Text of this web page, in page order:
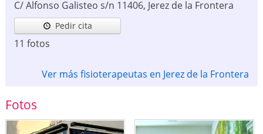
C/ Alfonso Galisteo s/n 11406, Jerez de la Frontera
Pedir cita
11 fotos
Ver más fisioterapeutas en Jerez de la Frontera
Fotos